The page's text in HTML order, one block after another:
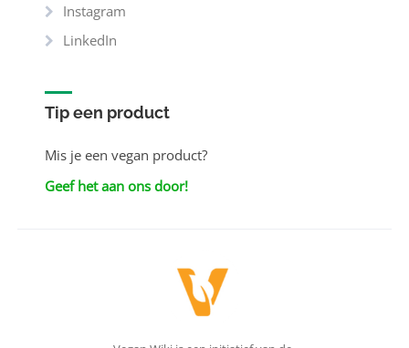
Instagram
LinkedIn
Tip een product
Mis je een vegan product?
Geef het aan ons door!